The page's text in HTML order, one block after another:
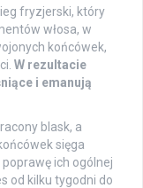
fryzjerski, który
włosa, w
końcówek,
W rezultacie
i emanują
blask, a
sięga
ich ogólnej
od kilku tygodni do